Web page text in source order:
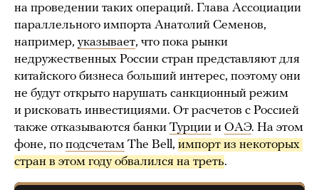
на проведении таких операций. Глава Ассоциации
параллельного импорта Анатолий Семенов,
например, указывает, что пока рынки
недружественных России стран представляют для
китайского бизнеса больший интерес, поэтому они
не будут открыто нарушать санкционный режим
и рисковать инвестициями. От расчетов с Россией
также отказываются банки Турции и ОАЭ. На этом
фоне, по подсчетам The Bell, импорт из некоторых
стран в этом году обвалился на треть.